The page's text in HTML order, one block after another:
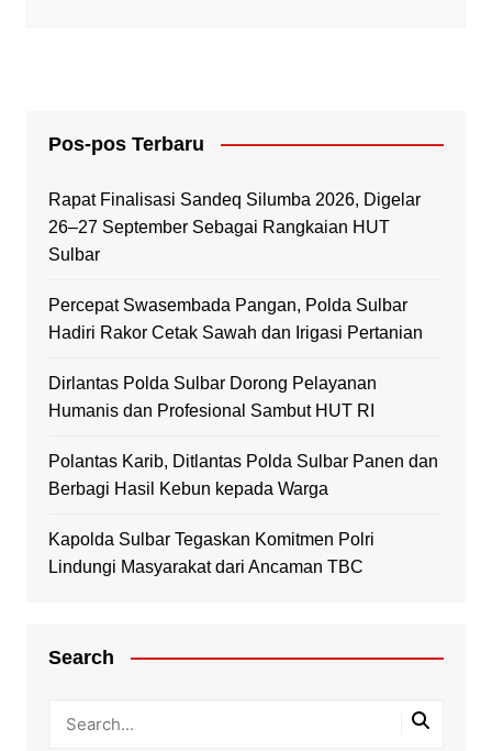
Pos-pos Terbaru
Rapat Finalisasi Sandeq Silumba 2026, Digelar
26–27 September Sebagai Rangkaian HUT
Sulbar
Percepat Swasembada Pangan, Polda Sulbar
Hadiri Rakor Cetak Sawah dan Irigasi Pertanian
Dirlantas Polda Sulbar Dorong Pelayanan
Humanis dan Profesional Sambut HUT RI
Polantas Karib, Ditlantas Polda Sulbar Panen dan
Berbagi Hasil Kebun kepada Warga
Kapolda Sulbar Tegaskan Komitmen Polri
Lindungi Masyarakat dari Ancaman TBC
Search